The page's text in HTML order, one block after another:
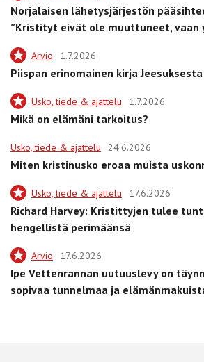
Norjalaisen lähetysjärjestön
”Kristityt eivät ole muuttuneet, vaan
Arvio 1.7.2026
Piispan erinomainen kirja
Usko, tiede & ajattelu 1.7.2026
Mikä on elämäni tarkoitus?
Usko, tiede & ajattelu 24.6.2026
Miten kristinusko eroaa muista
Usko, tiede & ajattelu 17.6.2026
Richard Harvey: Kristittyjen tulee
hengellistä perimäänsä
Arvio 17.6.2026
Ipe Vettenrannan uutuuslevy on
sopivaa tunnelmaa ja